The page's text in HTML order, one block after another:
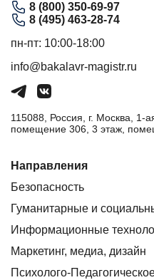
8 (800) 350-69-97
8 (495) 463-28-74
пн-пт: 10:00-18:00
info@bakalavr-magistr.ru
115088, Россия, г. Москва,
помещение 306, 3 этаж,
Направления
Безопасность
Гуманитарные и
Информационные
Маркетинг, медиа, дизайн
Психолого-